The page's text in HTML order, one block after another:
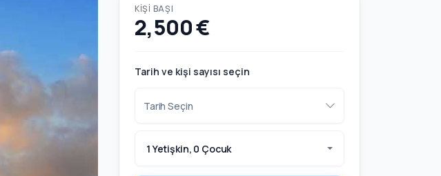
KIŞI BAŞI
2,500 €
Tarih ve kişi sayısı seçin
1 Yetişkin, 0 Çocuk